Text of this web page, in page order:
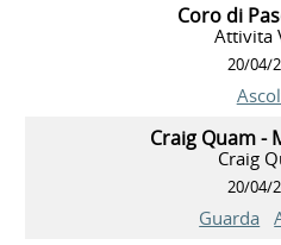
Coro di
Attivita
20/04/
Craig Quam -
Craig
20/04/
Guarda